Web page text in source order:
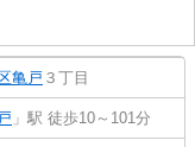
亀戸 ３丁目
」駅 徒歩10～101分